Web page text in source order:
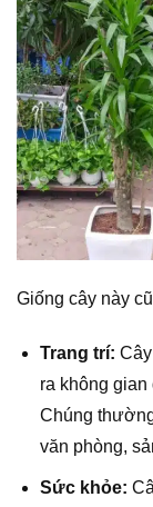
Giống cây này
Trang trí:
ra không
Chúng
văn phòng,
Sức khỏe: